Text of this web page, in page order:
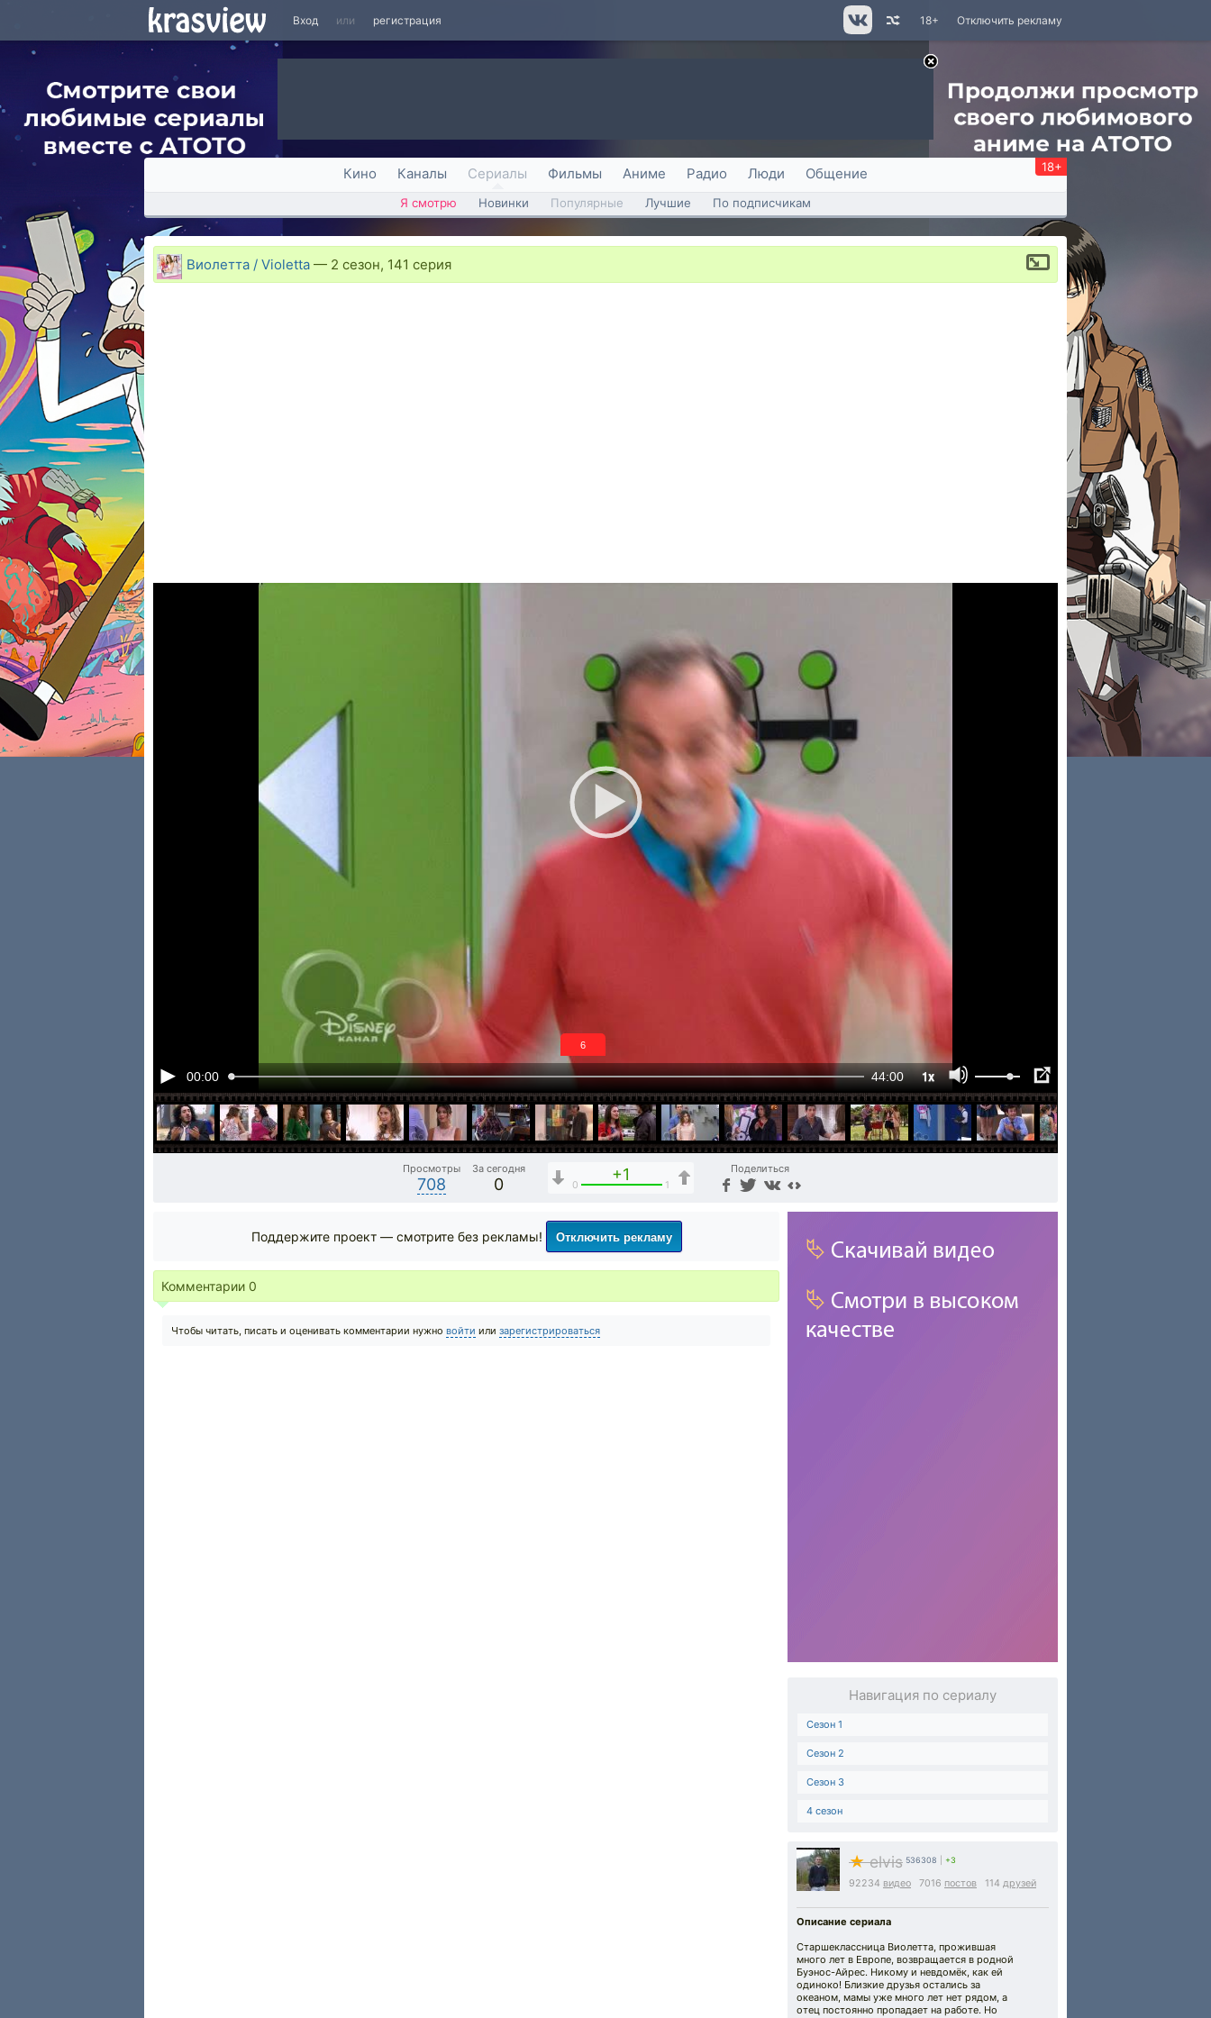
Вход или регистрация Отключить рекламу
18+
Кино Каналы Сериалы Фильмы Аниме Радио Люди Общение 18+
Я смотрю Новинки Популярные Лучшие По подписчикам
Виолетта / Violetta — 2 сезон, 141 серия
00:00 44:00 1x
6
Просмотры
708
За сегодня
0
+1
0 1
Поделиться
Навигация по сериалу
Сезон 1
Сезон 2
Сезон 3
4 сезон
★elvis 536308 +3
92234 видео 7016 постов 114 друзей
Описание сериала
Старшеклассница Виолетта, прожившая
много лет в Европе, возвращается в родной
Буэнос-Айрес. Никому и невдомёк, как ей
одиноко! Близкие друзья остались за
океаном, мамы уже много лет нет рядом, а
отец постоянно пропадает на работе. Но
Поддержите проект — смотрите без рекламы! Отключить рекламу
Комментарии 0
Чтобы читать, писать и оценивать комментарии нужно войти или зарегистрироваться